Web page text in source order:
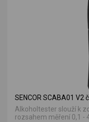
SENCOR SCABA01 V2
Alkoholtester slouží k
rozsahem měření 0,1 -